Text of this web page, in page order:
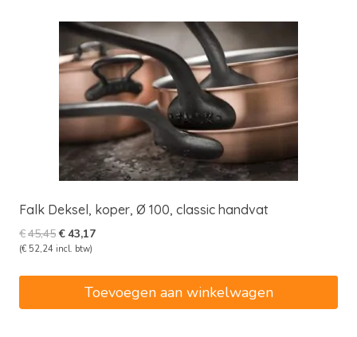
Falk Deksel, koper, Ø 100, classic handvat
€45,45Oorspronkelijke
prijs
€43,17Huidige
(€ 52,24 incl. btw)
Toevoegen aan winkelwagen